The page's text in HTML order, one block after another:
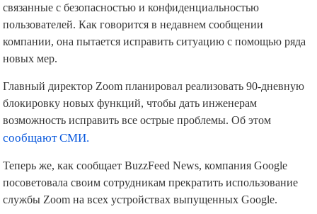
связанные с безопасностью и конфиденциальностью
пользователей. Как говорится в недавнем сообщении
компании, она пытается исправить ситуацию с помощью ряда
новых мер.
Главный директор Zoom планировал реализовать 90-дневную
блокировку новых функций, чтобы дать инженерам
возможность исправить все острые проблемы. Об этом
сообщают СМИ.
Теперь же, как сообщает BuzzFeed News, компания Google
посоветовала своим сотрудникам прекратить использование
службы Zoom на всех устройствах выпущенных Google.